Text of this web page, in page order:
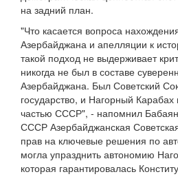
на задний план.
"Что касается вопроса
Азербайджана и апелляции к
такой подход не выдерживает
никогда не был в составе
Азербайджана. Был Советский
государство, и Нагорный
частью СССР", - напомнил
СССР Азербайджанская
прав на ключевые решения по
могла упразднить автономию
которая гарантировалась